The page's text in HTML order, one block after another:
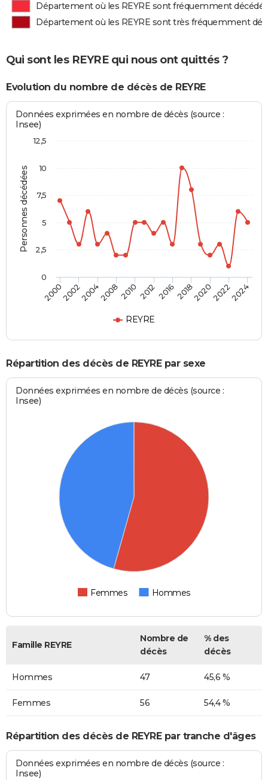
Département où les REYRE sont fréquemment décédés
Département où les REYRE sont très fréquemment
Qui sont les REYRE qui nous ont quittés ?
Evolution du nombre de décès de REYRE
Personnes décédées
Données exprimées en nombre de décès (source :
Insee)
REYRE
20002002200420082010 201220162018202020222024
0
2,5
5
7,5
10
12,5
Répartition des décès de REYRE par sexe
Données exprimées en nombre de décès (source :
Insee)
Femmes Hommes
Famille REYRE
Nombre de
décès
% des
décès
Hommes 47 45,6 %
Femmes 56 54,4 %
Répartition des décès de REYRE par tranche d'âges
Données exprimées en nombre de décès (source :
Insee)